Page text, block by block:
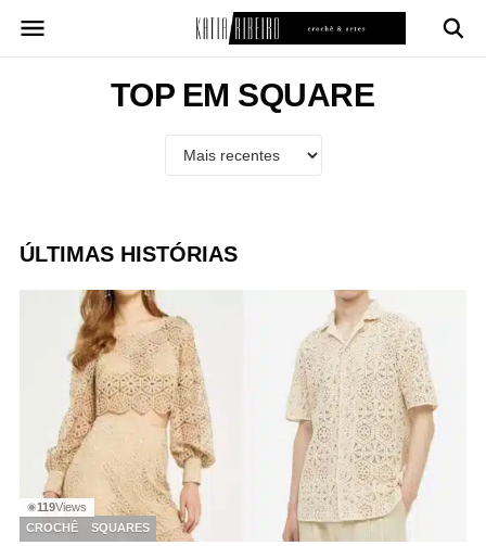
para
TOP EM SQUARE
ÚLTIMAS HISTÓRIAS
◉119Views
CROCHÊ
SQUARES